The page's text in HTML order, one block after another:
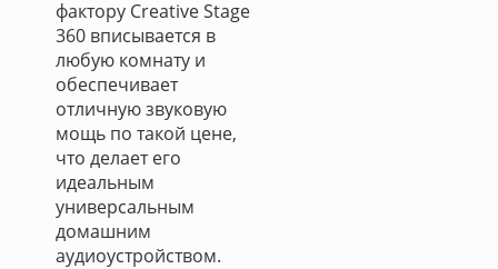
фактору Creative Stage
360 вписывается в
любую комнату и
обеспечивает
отличную звуковую
мощь по такой цене,
что делает его
идеальным
универсальным
домашним
аудиоустройством.